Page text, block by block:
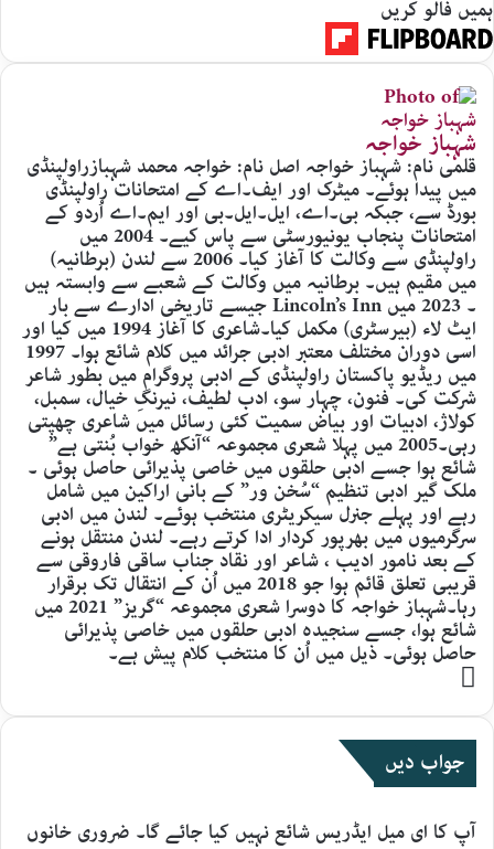
ہمیں فالو کریں
شہباز خواجہ
قلمی نام: شہباز خواجہ اصل نام: خواجہ محمد شہبازراولپنڈی
میں پیدا ہوئے۔ میٹرک اور ایف۔اے کے امتحانات راولپنڈی
بورڈ سے، جبکہ بی۔اے، ایل۔ایل۔بی اور ایم۔اے اُردو کے
امتحانات پنجاب یونیورسٹی سے پاس کیے۔ 2004 میں
راولپنڈی سے وکالت کا آغاز کیا۔ 2006 سے لندن (برطانیہ)
میں مقیم ہیں۔ برطانیہ میں وکالت کے شعبے سے وابستہ ہیں
۔ 2023 میں Lincoln’s Inn جیسے تاریخی ادارے سے بار
ایٹ لاء (بیرسٹری) مکمل کیا۔شاعری کا آغاز 1994 میں کیا اور
اسی دوران مختلف معتبر ادبی جرائد میں کلام شائع ہوا۔ 1997
میں ریڈیو پاکستان راولپنڈی کے ادبی پروگرام میں بطور شاعر
شرکت کی۔ فنون، چہار سو، ادب لطیف، نیرنگِ خیال، سمبل،
کولاژ، ادبیات اور بیاض سمیت کئی رسائل میں شاعری چھپتی
رہی۔2005 میں پہلا شعری مجموعہ “آنکھ خواب بُنتی ہے”
شائع ہوا جسے ادبی حلقوں میں خاصی پذیرائی حاصل ہوئی ۔
ملک گیر ادبی تنظیم “سُخن ور” کے بانی اراکین میں شامل
رہے اور پہلے جنرل سیکریٹری منتخب ہوئے۔ لندن میں ادبی
سرگرمیوں میں بھرپور کردار ادا کرتے رہے۔ لندن منتقل ہونے
کے بعد نامور ادیب ، شاعر اور نقاد جناب ساقی فاروقی سے
قریبی تعلق قائم ہوا جو 2018 میں اُن کے انتقال تک برقرار
رہا۔شہباز خواجہ کا دوسرا شعری مجموعہ “گریز” 2021 میں
شائع ہوا، جسے سنجیدہ ادبی حلقوں میں خاصی پذیرائی
حاصل ہوئی۔ ذیل میں اُن کا منتخب کلام پیش ہے۔
Website
جواب دیں
آپ کا ای میل ایڈریس شائع نہیں کیا جائے گا۔ ضروری خانوں